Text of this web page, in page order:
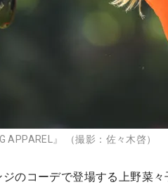
APPAREL』 （撮影：佐々木啓）
のコーデで登場する上野菜